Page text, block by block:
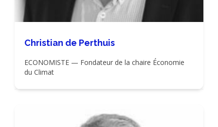
Christian de Perthuis
ECONOMISTE — Fondateur de la chaire Économie
du Climat